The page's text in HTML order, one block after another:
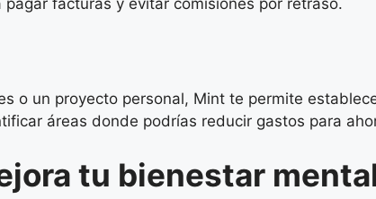
o un proyecto personal, Mint te permite
áreas donde podrías reducir gastos para
tu bienestar